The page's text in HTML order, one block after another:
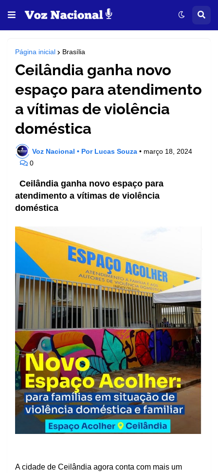
Página inicial Brasília
Ceilândia ganha novo
espaço para atendimento
a vítimas de violência
doméstica
Voz Nacional • Por Lucas Souza • março 18, 2024
0
Ceilândia ganha novo espaço para
atendimento a vítimas de violência
doméstica
A cidade de Ceilândia agora conta com mais um